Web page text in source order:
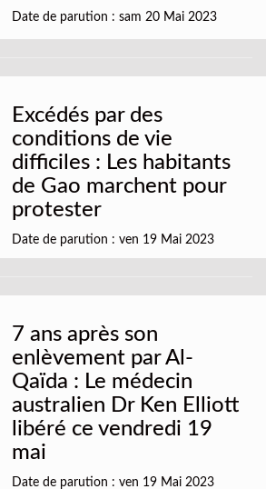
Date de parution : sam 20 Mai 2023
Excédés par des
conditions de vie
difficiles : Les habitants
de Gao marchent pour
protester
Date de parution : ven 19 Mai 2023
7 ans après son
enlèvement par Al-
Qaïda : Le médecin
australien Dr Ken Elliott
libéré ce vendredi 19
mai
Date de parution : ven 19 Mai 2023